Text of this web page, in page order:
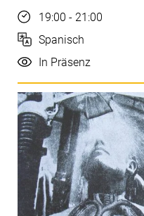
Uhrzeit
19:00 - 21:00
Sprache
Spanisch
Durchführung
In Präsenz